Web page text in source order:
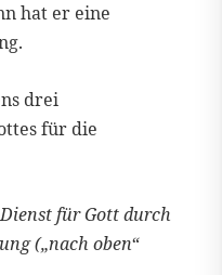
hat er eine
drei
für die
für Gott durch
(„nach oben“